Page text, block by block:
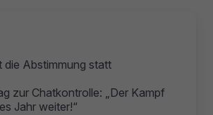
die Abstimmung statt
zur Chatkontrolle: „Der Kampf
Jahr weiter!“